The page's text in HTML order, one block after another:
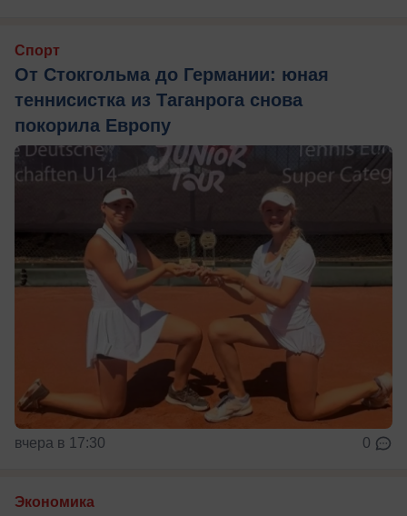
Спорт
От Стокгольма до Германии: юная
теннисистка из Таганрога снова
покорила Европу
вчера в 17:30 0
Экономика